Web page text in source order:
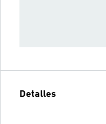
Detalles